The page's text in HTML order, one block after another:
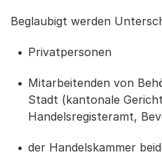
Beglaubigt werden
Privatpersonen
Mitarbeitenden von
Stadt (kantonale
Handelsregisteramt,
der Handelskammer